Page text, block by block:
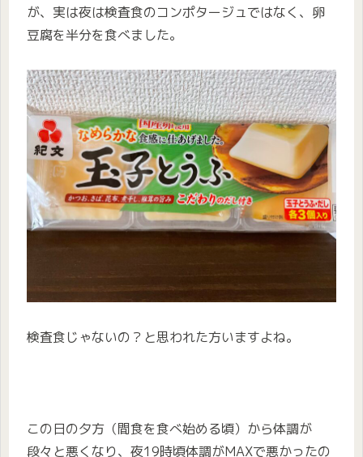
が、実は夜は検査食のコンポタージュではなく、卵
豆腐を半分を食べました。
検査食じゃないの？と思われた方いますよね。
この日の夕方（間食を食べ始める頃）から体調が
段々と悪くなり、夜19時頃体調がMAXで悪かったの